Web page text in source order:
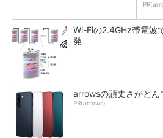
Wi-Fiの2.4GHz帯電波
発
arrowsの頑丈さがとん
PR(arrows)